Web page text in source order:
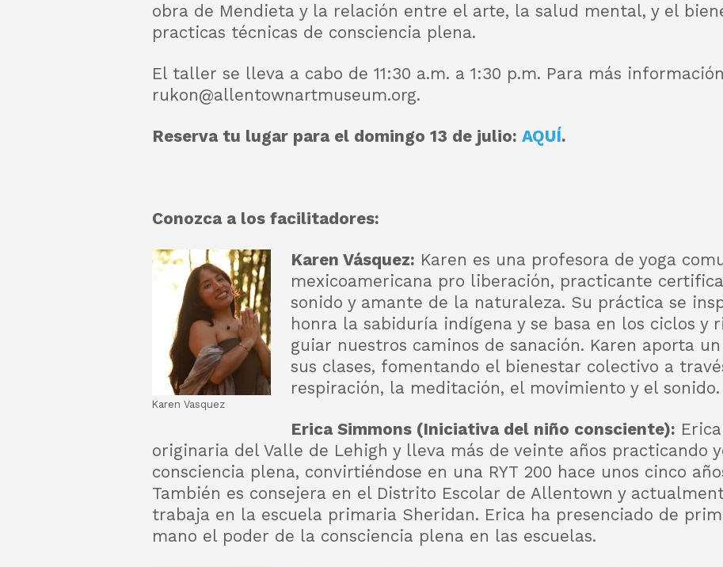
obra de Mendieta y la relación entre el arte, la salud mental, y el
practicas técnicas de consciencia plena.
El taller se lleva a cabo de 11:30 a.m. a 1:30 p.m. Para más
rukon@allentownartmuseum.org.
Reserva tu lugar para el domingo 13 de julio: AQUÍ.
Conozca a los facilitadores:
Karen Vasquez
Karen Vásquez: Karen es una profesora de yoga
mexicoamericana pro liberación, practicante
sonido y amante de la naturaleza. Su práctica se
honra la sabiduría indígena y se basa en los ciclos
guiar nuestros caminos de sanación. Karen aporta
sus clases, fomentando el bienestar colectivo a
respiración, la meditación, el movimiento y el sonido.
Erica Simmons (Iniciativa del niño consciente):
originaria del Valle de Lehigh y lleva más de veinte años practicando
consciencia plena, convirtiéndose en una RYT 200 hace unos cinco
También es consejera en el Distrito Escolar de Allentown y
trabaja en la escuela primaria Sheridan. Erica ha presenciado de
mano el poder de la consciencia plena en las escuelas.